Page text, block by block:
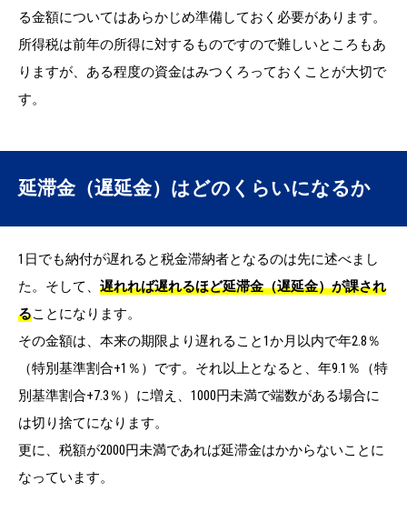
る金額についてはあらかじめ準備しておく必要があります。
所得税は前年の所得に対するものですので難しいところもあ
りますが、ある程度の資金はみつくろっておくことが大切で
す。
延滞金（遅延金）はどのくらいになるか
1日でも納付が遅れると税金滞納者となるのは先に述べまし
た。そして、 遅れれば遅れるほど延滞金（遅延金）が課され
ることになります。
その金額は、本来の期限より遅れること1か月以内で年2.8％
（特別基準割合+1％）です。それ以上となると、年9.1％（特
別基準割合+7.3％）に増え、1000円未満で端数がある場合に
は切り捨てになります。
更に、税額が2000円未満であれば延滞金はかからないことに
なっています。